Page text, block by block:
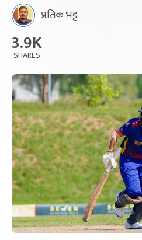
प्रतिक भट्ट
3.9K
SHARES